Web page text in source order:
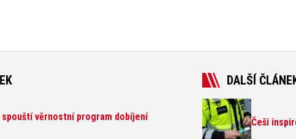
spouští věrnostní program dobíjení
DALŠÍ
Češi